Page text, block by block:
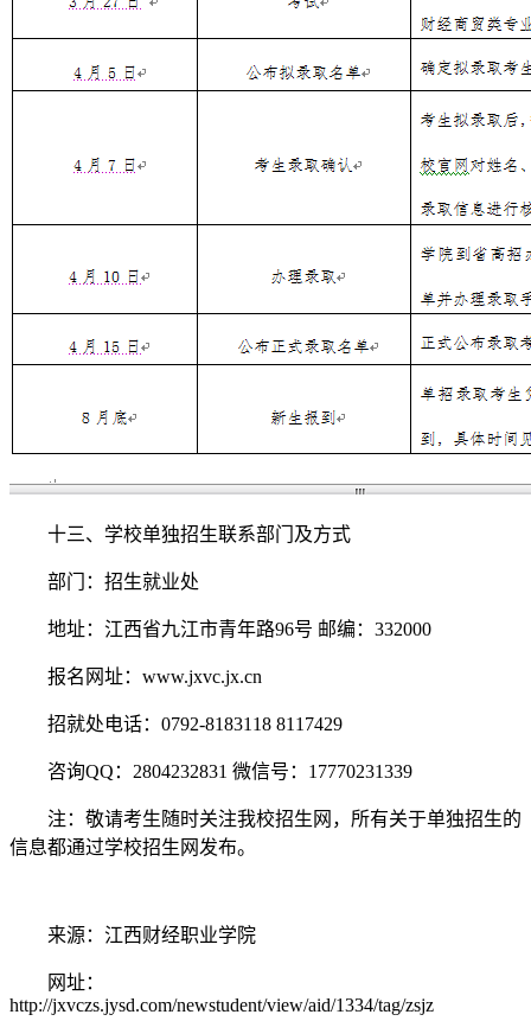
十三、学校单独招生联系部门及方式
部门：招生就业处
地址：江西省九江市青年路96号 邮编：332000
报名网址：www.jxvc.jx.cn
招就处电话：0792-8183118 8117429
咨询QQ：2804232831 微信号：17770231339
注：敬请考生随时关注我校招生网，所有关于单独招生的
信息都通过学校招生网发布。
来源：江西财经职业学院
网址：
http://jxvczs.jysd.com/newstudent/view/aid/1334/tag/zsjz